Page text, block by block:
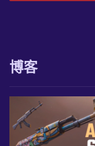
博客